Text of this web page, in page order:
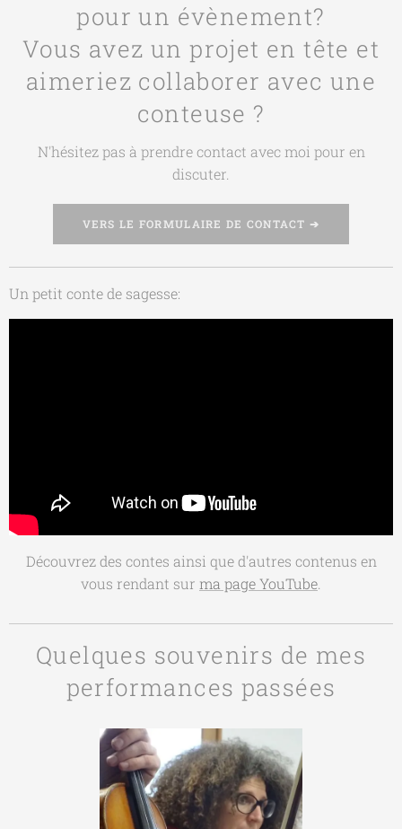
pour un évènement?
Vous avez un projet en tête et
aimeriez collaborer avec une
conteuse ?
N'hésitez pas à prendre contact avec moi pour en
discuter.
VERS LE FORMULAIRE DE CONTACT ➔
Un petit conte de sagesse:
Découvrez des contes ainsi que d'autres contenus en
vous rendant sur ma page YouTube.
Quelques souvenirs de mes
performances passées